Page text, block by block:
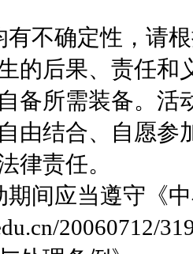
有不确定性，请
的后果、责任和
备所需装备。活
由结合、自愿参
律责任。
期间应当遵守《
20060712/